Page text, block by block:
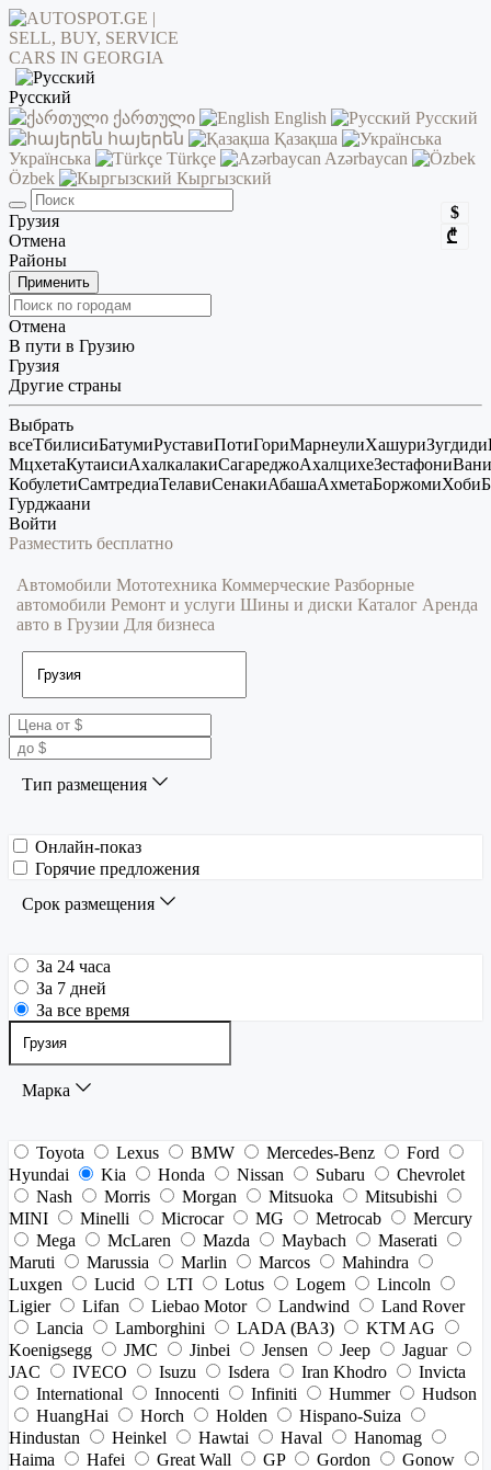
Русский
ქართული
English
Русский
հայերեն
Қазақша
Українська
Türkçe
Azərbaycan
Özbek
Кыргызский
$
₾
Грузия
Отмена
Районы
Применить
Отмена
В пути в Грузию
Грузия
Другие страны
Выбрать
всеТбилисиБатумиРуставиПотиГориМарнеулиХашуриЗугдиди
МцхетаКутаисиАхалкалакиСагареджоАхалцихеЗестафониВани
КобулетиСамтредиаТелавиСенакиАбашаАхметаБоржомиХоби
Гурджаани
Войти
Разместить бесплатно
Автомобили Мототехника Коммерческие Разборные
автомобили Ремонт и услуги Шины и диски Каталог Аренда
авто в Грузии Для бизнеса
Тип размещения
Онлайн-показ
Горячие предложения
Срок размещения
За 24 часа
За 7 дней
За все время
Марка
Toyota Lexus BMW Mercedes-Benz
Ford
Hyundai
Kia Honda Nissan Subaru
Chevrolet
Nash
Morris Morgan Mitsuoka
Mitsubishi
MINI
Minelli Microcar MG Metrocab
Mercury
Mega
McLaren Mazda Maybach
Maserati
Maruti
Marussia Marlin Marcos
Mahindra
Luxgen
Lucid LTI Lotus Logem
Lincoln
Ligier
Lifan Liebao Motor Landwind
Land Rover
Lancia
Lamborghini LADA (ВАЗ)
KTM AG
Koenigsegg
JMC Jinbei Jensen Jeep
Jaguar
JAC
IVECO Isuzu Isdera Iran Khodro
Invicta
International
Innocenti Infiniti Hummer
Hudson
HuangHai
Horch Holden
Hispano-Suiza
Hindustan
Heinkel Hawtai Haval
Hanomag
Haima
Hafei Great Wall GP Gordon
Gonow